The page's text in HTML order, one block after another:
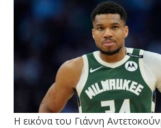
H εικόνα του Γιάννη